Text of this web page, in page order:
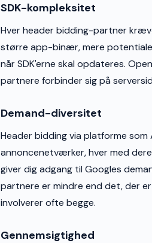
SDK-kompleksitet
Hver header bidding-partner
større app-binær, mere potentiale
når SDK'erne skal opdateres.
partnere forbinder sig på
Demand-diversitet
Header bidding via platforme
annoncenetværker, hver med
giver dig adgang til Googles
partnere er mindre end det, der
involverer ofte begge.
Gennemsigtighed